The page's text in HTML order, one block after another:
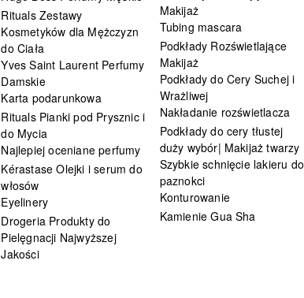
Rituals Zestawy
Kosmetyków dla Mężczyzn
do Ciała
Yves Saint Laurent Perfumy
Damskie
Karta podarunkowa
Rituals Pianki pod Prysznic i
do Mycia
Najlepiej oceniane perfumy
Kérastase Olejki i serum do
włosów
Eyelinery
Drogeria Produkty do
Pielęgnacji Najwyższej
Jakości
Makijaż
Tubing mascara
Podkłady Rozświetlające
Makijaż
Podkłady do Cery Suchej i
Wrażliwej
Nakładanie rozświetlacza
Podkłady do cery tłustej
duży wybór| Makijaż twarzy
Szybkie schnięcie lakieru do
paznokci
Konturowanie
Kamienie Gua Sha